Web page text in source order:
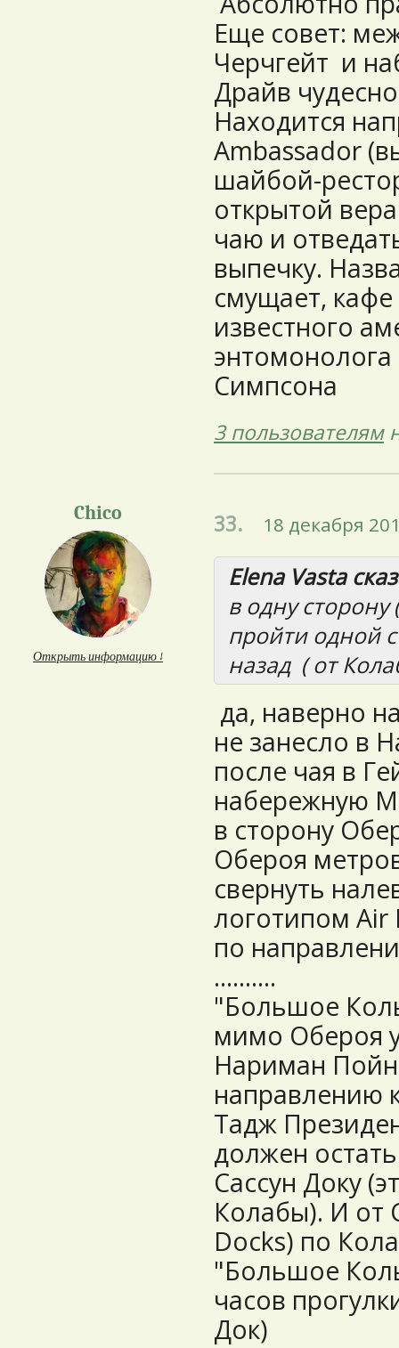
Еще совет:
Черчгейт и
Драйв
Находится
Ambassador
шайбой-
открытой
чаю и
выпечку.
смущает, кафе
известного
Симпсона
3 пользователям
Chico
Открыть информацию ↓
33. 18 декабря
Elena Vasta
в одну
пройти одной
назад ( от
да, наверно
не занесло в
после чая в
набережную
в сторону
Обероя
свернуть
логотипом
по
..........
"Большое
мимо Обероя
Нариман
направлению
Тадж
должен
Сассун Доку
Колабы). И от
Docks) по
"Большое
часов
Док)